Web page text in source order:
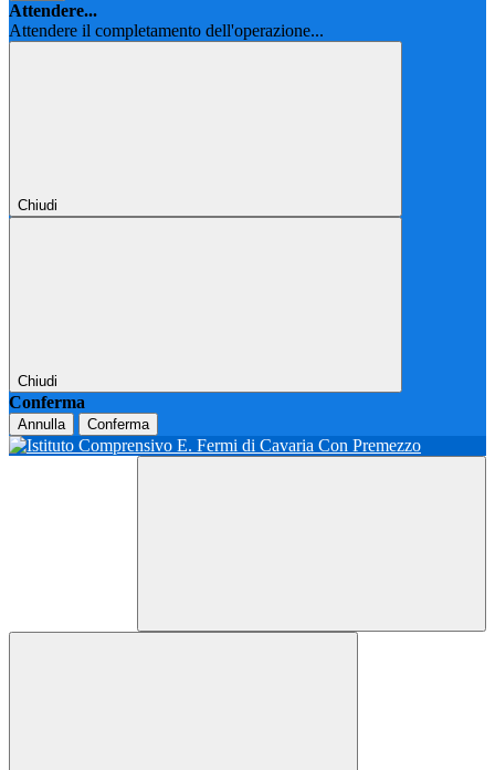
Attendere...
Attendere il completamento dell'operazione...
Chiudi
Chiudi
Conferma
Annulla Conferma